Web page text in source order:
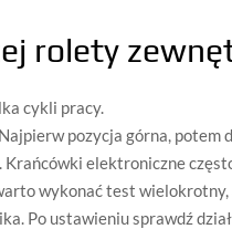
rolety
cykli pracy.
pozycja górna, potem
elektroniczne
wykonać test
Po ustawieniu sprawdź